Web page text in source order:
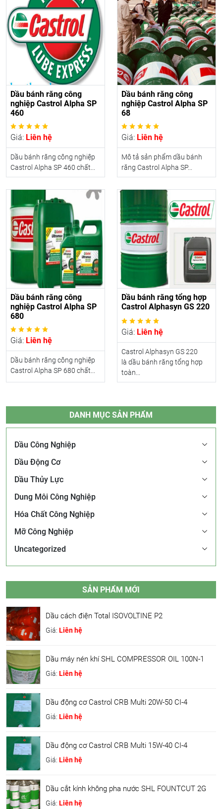
Dầu bánh răng công
nghiệp Castrol Alpha SP
460
Giá: Liên hệ
Dầu bánh răng công nghiệp
Castrol Alpha SP 460 chất...
Dầu bánh răng công
nghiệp Castrol Alpha SP
68
Giá: Liên hệ
Mô tả sản phẩm dầu bánh
răng Castrol Alpha SP...
Dầu bánh răng công
nghiệp Castrol Alpha SP
680
Giá: Liên hệ
Dầu bánh răng công nghiệp
Castrol Alpha SP 680 chất...
Dầu bánh răng tổng hợp
Castrol Alphasyn GS 220
Giá: Liên hệ
Castrol Alphasyn GS 220
là dầu bánh răng tổng hợp
toàn...
DANH MỤC SẢN PHẨM
Dầu Công Nghiệp
Dầu Động Cơ
Dầu Thủy Lực
Dung Môi Công Nghiệp
Hóa Chất Công Nghiệp
Mỡ Công Nghiệp
Uncategorized
SẢN PHẨM MỚI
Dầu cách điện Total ISOVOLTINE P2
Giá: Liên hệ
Dầu máy nén khí SHL COMPRESSOR OIL 100N-1
Giá: Liên hệ
Dầu động cơ Castrol CRB Multi 20W-50 CI-4
Giá: Liên hệ
Dầu động cơ Castrol CRB Multi 15W-40 CI-4
Giá: Liên hệ
Dầu cắt kính không pha nước SHL FOUNTCUT 2G
Giá: Liên hệ